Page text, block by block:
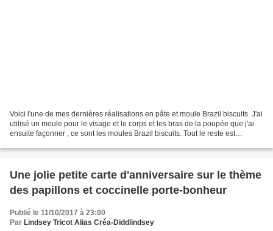
Voici l'une de mes dernières réalisations en pâte et moule Brazil biscuits. J'ai
utilisé un moule pour le visage et le corps et les bras de la poupée que j'ai
ensuite façonner , ce sont les moules Brazil biscuits. Tout le reste est
Une jolie petite carte d'anniversaire sur le thème
des papillons et coccinelle porte-bonheur
Publié le 11/10/2017 à 23:00
Par Lindsey Tricot Alias Créa-Diddlindsey